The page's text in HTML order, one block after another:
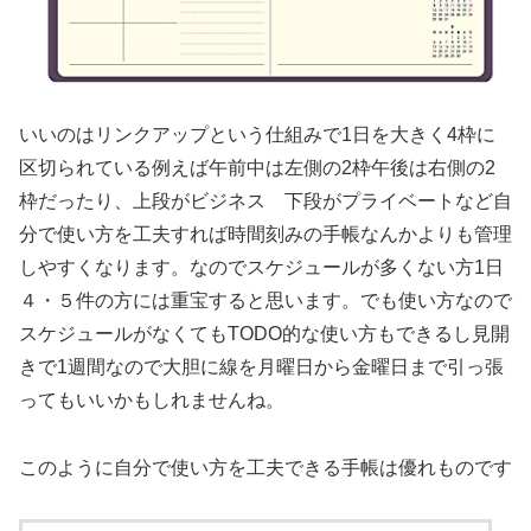
いいのはリンクアップという仕組みで1日を大きく4枠に
区切られている例えば午前中は左側の2枠午後は右側の2
枠だったり、上段がビジネス 下段がプライベートなど自
分で使い方を工夫すれば時間刻みの手帳なんかよりも管理
しやすくなります。なのでスケジュールが多くない方1日
４・５件の方には重宝すると思います。でも使い方なので
スケジュールがなくてもTODO的な使い方もできるし見開
きで1週間なので大胆に線を月曜日から金曜日まで引っ張
ってもいいかもしれませんね。
このように自分で使い方を工夫できる手帳は優れものです